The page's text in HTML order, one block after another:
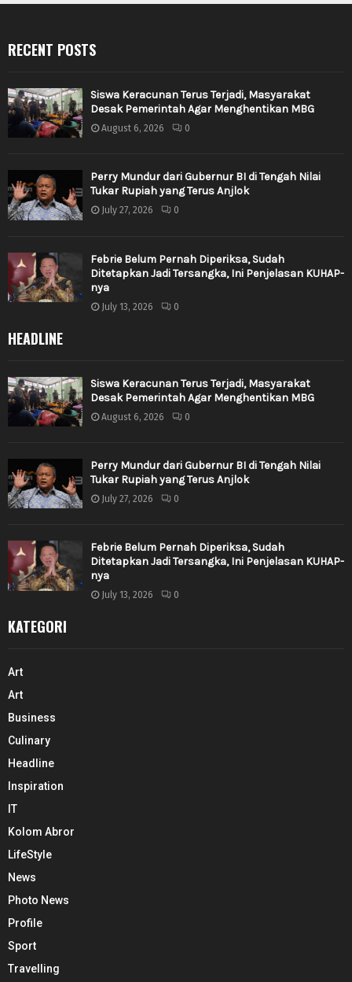
RECENT POSTS
Siswa Keracunan Terus Terjadi, Masyarakat
Desak Pemerintah Agar Menghentikan MBG
August 6, 2026 0
Perry Mundur dari Gubernur BI di Tengah Nilai
Tukar Rupiah yang Terus Anjlok
July 27, 2026 0
Febrie Belum Pernah Diperiksa, Sudah
Ditetapkan Jadi Tersangka, Ini Penjelasan KUHAP-
nya
July 13, 2026 0
HEADLINE
Siswa Keracunan Terus Terjadi, Masyarakat
Desak Pemerintah Agar Menghentikan MBG
August 6, 2026 0
Perry Mundur dari Gubernur BI di Tengah Nilai
Tukar Rupiah yang Terus Anjlok
July 27, 2026 0
Febrie Belum Pernah Diperiksa, Sudah
Ditetapkan Jadi Tersangka, Ini Penjelasan KUHAP-
nya
July 13, 2026 0
KATEGORI
Art
Art
Business
Culinary
Headline
Inspiration
IT
Kolom Abror
LifeStyle
News
Photo News
Profile
Sport
Travelling